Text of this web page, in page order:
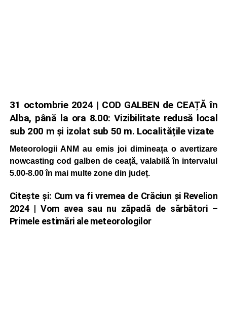
31 octombrie 2024 | COD GALBEN de CEAȚĂ în
Alba, până la ora 8.00: Vizibilitate redusă local
sub 200 m și izolat sub 50 m. Localitățile vizate
Meteorologii ANM au emis joi dimineața o avertizare
nowcasting cod galben de ceață, valabilă în intervalul
5.00-8.00 în mai multe zone din județ.
Citește și: Cum va fi vremea de Crăciun și Revelion
2024 | Vom avea sau nu zăpadă de sărbători –
Primele estimări ale meteorologilor